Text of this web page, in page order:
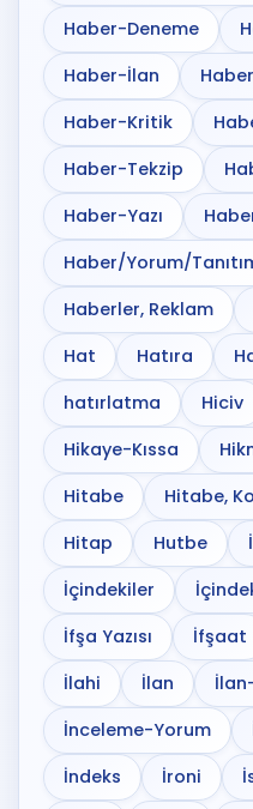
Haber-Deneme
Haber-İlan
Haber-Kritik
Haber-Tekzip
Haber-Yazı
Haber/Yorum/
Haberler, Reklam
Hat
Hatıra
hatırlatma
Hiciv
Hikaye-Kıssa
Hitabe
Hitabe,
Hitap
Hutbe
İçindekiler
İfşa Yazısı
İfşaat
İlahi
İlan
İnceleme-Yorum
İndeks
İroni